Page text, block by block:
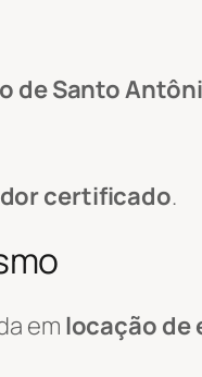
de Santo
certificado.
em locação de